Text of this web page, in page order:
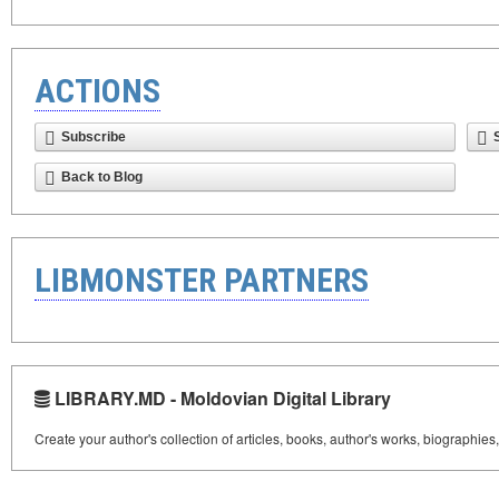
ACTIONS
Subscribe
Back to Blog
LIBMONSTER PARTNERS
LIBRARY.MD - Moldovian Digital Library
Create your author's collection of articles, books, author's works,